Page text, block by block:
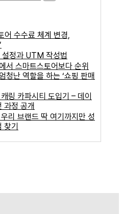
어 수수료 체계 변경,
설정과 UTM 작성법
서 스마트스토어보다 순위
청난 역할을 하는 ‘쇼핑 판매
링 카파시티 도입기 – 데이
과정 공개
리 브랜드 딱 여기까지만 성
찾기